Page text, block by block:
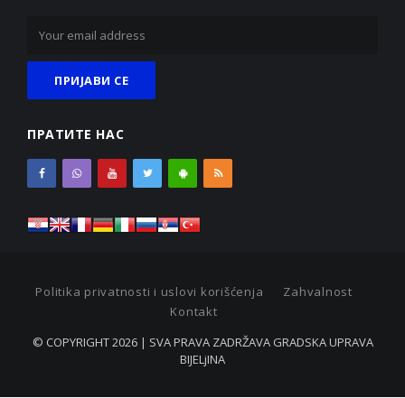
ПРАТИТЕ НАС
Politika privatnosti i uslovi korišćenja
Zahvalnost
Kontakt
© COPYRIGHT 2026 | SVA PRAVA ZADRŽAVA GRADSKA UPRAVA
BIJELjINA